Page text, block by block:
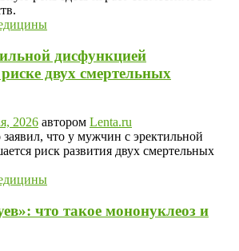
дисфункцией
двух смертельных
2026 автором Lenta.ru
что у мужчин с эректильной
риск развития двух смертельных
что такое мононуклеоз и